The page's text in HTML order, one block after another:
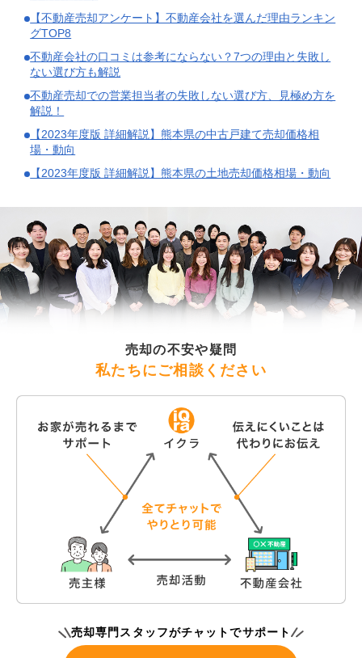
【不動産売却アンケート】不動産会社を選んだ理由ランキン
グTOP8
不動産会社の口コミは参考にならない？7つの理由と失敗し
ない選び方も解説
不動産売却での営業担当者の失敗しない選び方、見極め方を
解説！
【2023年度版 詳細解説】熊本県の中古戸建て売却価格相
場・動向
【2023年度版 詳細解説】熊本県の土地売却価格相場・動向
売却の不安や疑問
私たちにご相談ください
売却専門スタッフがチャットでサポート